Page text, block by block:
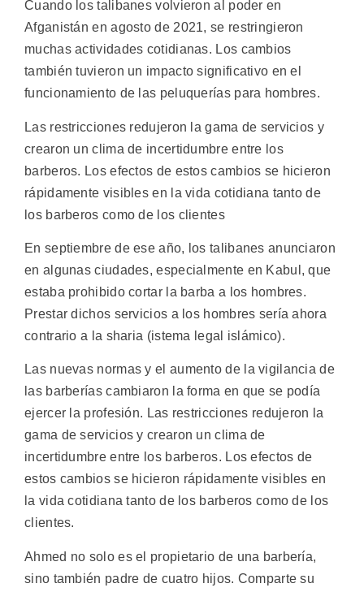
Cuando los talibanes volvieron al poder en
Afganistán en agosto de 2021, se restringieron
muchas actividades cotidianas. Los cambios
también tuvieron un impacto significativo en el
funcionamiento de las peluquerías para hombres.
Las restricciones redujeron la gama de servicios y
crearon un clima de incertidumbre entre los
barberos. Los efectos de estos cambios se hicieron
rápidamente visibles en la vida cotidiana tanto de
los barberos como de los clientes
En septiembre de ese año, los talibanes anunciaron
en algunas ciudades, especialmente en Kabul, que
estaba prohibido cortar la barba a los hombres.
Prestar dichos servicios a los hombres sería ahora
contrario a la sharia (istema legal islámico).
Las nuevas normas y el aumento de la vigilancia de
las barberías cambiaron la forma en que se podía
ejercer la profesión. Las restricciones redujeron la
gama de servicios y crearon un clima de
incertidumbre entre los barberos. Los efectos de
estos cambios se hicieron rápidamente visibles en
la vida cotidiana tanto de los barberos como de los
clientes.
Ahmed no solo es el propietario de una barbería,
sino también padre de cuatro hijos. Comparte su